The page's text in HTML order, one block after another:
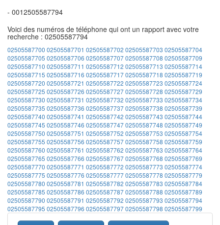
- 0012505587794
Voici des numéros de téléphone qui ont un rapport avec votre
recherche : 02505587794
02505587700 02505587701 02505587702 02505587703 02505587704
02505587705 02505587706 0250558770702505587708 02505587709
02505587710 02505587711 02505587712 02505587713 02505587714
02505587715 02505587716 0250558771702505587718 02505587719
02505587720 02505587721 02505587722 02505587723 02505587724
02505587725 02505587726 0250558772702505587728 02505587729
02505587730 02505587731 02505587732 02505587733 02505587734
02505587735 02505587736 0250558773702505587738 02505587739
02505587740 02505587741 02505587742 02505587743 02505587744
02505587745 02505587746 0250558774702505587748 02505587749
02505587750 02505587751 02505587752 02505587753 02505587754
02505587755 02505587756 0250558775702505587758 02505587759
02505587760 02505587761 02505587762 02505587763 02505587764
02505587765 02505587766 0250558776702505587768 02505587769
02505587770 02505587771 02505587772 02505587773 02505587774
02505587775 02505587776 0250558777702505587778 02505587779
02505587780 02505587781 02505587782 02505587783 02505587784
02505587785 02505587786 0250558778702505587788 02505587789
02505587790 02505587791 02505587792 02505587793 02505587794
02505587795 02505587796 0250558779702505587798 02505587799